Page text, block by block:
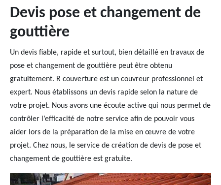
Devis pose et changement de
gouttière
Un devis fiable, rapide et surtout, bien détaillé en travaux de
pose et changement de gouttière peut être obtenu
gratuitement. R couverture est un couvreur professionnel et
expert. Nous établissons un devis rapide selon la nature de
votre projet. Nous avons une écoute active qui nous permet de
contrôler l’efficacité de notre service afin de pouvoir vous
aider lors de la préparation de la mise en œuvre de votre
projet. Chez nous, le service de création de devis de pose et
changement de gouttière est gratuite.